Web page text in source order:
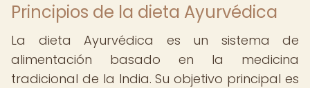
Principios de la dieta Ayurvédica
La dieta Ayurvédica es un sistema de
alimentación basado en la medicina
tradicional de la India. Su objetivo principal es